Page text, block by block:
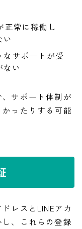
正常に稼働し
い
なサポートが受
ない
サポート体制が
ったりする可能
レスとLINEアカ
、これらの登録